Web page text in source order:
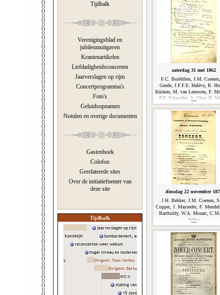
Tijdbalk
Verenigingsblad en
jubileumuitgaven
Krantenartikelen
Liefdadigheidsconcerten
Jaarverslagen op rijm
Concertprogramma's
Foto's
Geluidsopnamen
Notulen en overige documenten
Gastenboek
Colofon
Gerelateerde sites
Over de initiatiefnemer van
deze site
Tijdbalk
zaterdag 31 mei 1862
F.C. Boiëldieu, J.M.
Genée, J.F.F.E. Halévy, R.
Kücken, M. van Leeuwen, F.
P.F. Schneider, A. Uber, R.
dinsdag 22 november
J.H. Bekker, J.M. Coenen,
Copper, J. Mayseder, F.
Bartholdy, W.A. Mozart,
Weber